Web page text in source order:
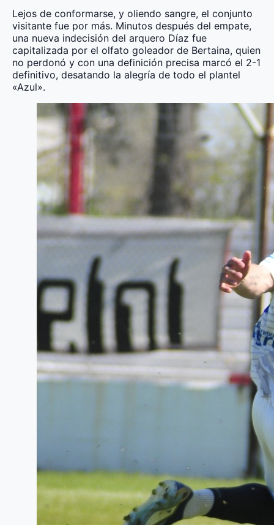
Lejos de conformarse, y oliendo sangre, el conjunto
visitante fue por más. Minutos después del empate,
una nueva indecisión del arquero Díaz fue
capitalizada por el olfato goleador de Bertaina, quien
no perdonó y con una definición precisa marcó el 2-1
definitivo, desatando la alegría de todo el plantel
«Azul».